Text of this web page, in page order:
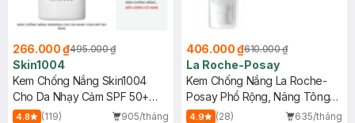
266.000 ₫495.000 ₫
Skin1004
Kem Chống Nắng Skin1004
Cho Da Nhạy Cảm SPF 50+
50ml
4.8 (119)
905/tháng
406.000 ₫610.000 ₫
La Roche-Posay
Kem Chống Nắng La Roche-
Posay Phổ Rộng, Nâng Tông
Kiềm Dầu 50ml
4.9 (28)
635/tháng